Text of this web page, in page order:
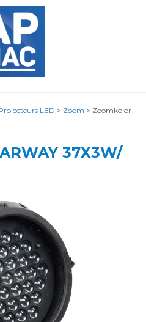
LED > Zoom > Zoomkolor
37X3W/